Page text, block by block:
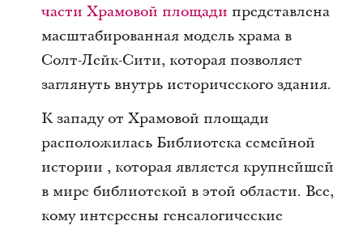
части Храмовой площади представлена
масштабированная модель храма в
Солт-Лейк-Сити, которая позволяет
заглянуть внутрь исторического здания.
К западу от Храмовой площади
расположилась Библиотека семейной
истории , которая является крупнейшей
в мире библиотекой в этой области. Все,
кому интересны генеалогические